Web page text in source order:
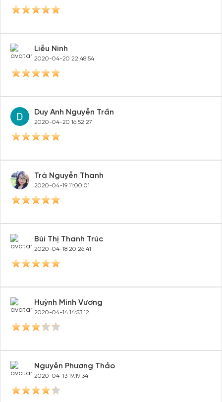
Liễu Ninh
2020-04-20 22:48:54
Duy Anh Nguyễn Trần
2020-04-20 16:52:27
Trà Nguyễn Thanh
2020-04-19 11:00:01
Bùi Thị Thanh Trúc
2020-04-18 20:26:41
Huỳnh Minh Vương
2020-04-14 14:53:12
Nguyễn Phương Thảo
2020-04-13 19:19:34